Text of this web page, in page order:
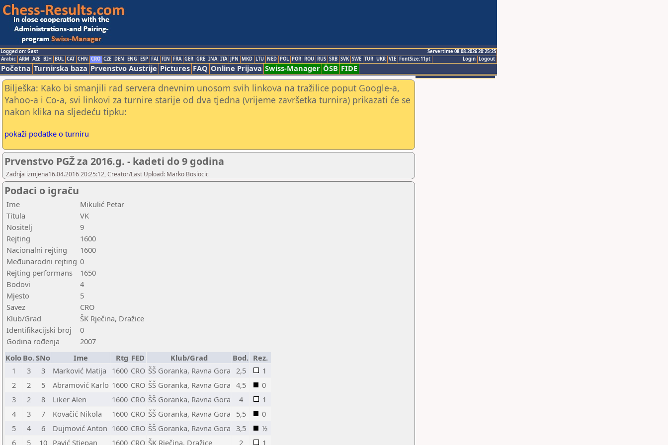
Logged on: Gast
Servertime 08.08.2026 20:25:25
Logout
Login
Arabic ARM AZE BIH BUL CAT CHN CRO CZE DEN ENG ESP FAI FIN FRA GER GRE INA ITA JPN MKD LTU NED POL POR ROU RUS SRB SVK SWE TUR UKR VIE FontSize:11pt
Početna Turnirska baza Prvenstvo Austrije Pictures FAQ Online Prijava Swiss-Manager ÖSB FIDE
Bilješka: Kako bi smanjili rad servera dnevnim unosom svih linkova na tražilice poput Google-a,
Yahoo-a i Co-a, svi linkovi za turnire starije od dva tjedna (vrijeme završetka turnira) prikazati će se
nakon klika na sljedeću tipku:
pokaži podatke o turniru
Prvenstvo PGŽ za 2016.g. - kadeti do 9 godina
Zadnja izmjena16.04.2016 20:25:12, Creator/Last Upload: Marko Bosiocic
Podaci o igraču
Ime
Mikulić Petar
Titula
VK
Nositelj
9
Rejting
1600
Nacionalni rejting
1600
Međunarodni rejting 0
Rejting performans
1650
Bodovi
4
Mjesto
5
Savez
CRO
Klub/Grad
ŠK Rječina, Dražice
Identifikacijski broj
0
Godina rođenja
2007
Kolo Bo.SNo Ime Rtg FED Klub/Grad Bod. Rez.
1
3 3 Marković Matija 1600 CRO ŠŠ Goranka, Ravna Gora 2,5
1
2
2 5 Abramović Karlo 1600 CRO ŠŠ Goranka, Ravna Gora 4,5
0
3
2 8 Liker Alen 1600 CRO ŠŠ Goranka, Ravna Gora 4
1
4
3 7 Kovačić Nikola 1600 CRO ŠŠ Goranka, Ravna Gora 5,5
0
5
4 6 Dujmović Anton 1600 CRO ŠŠ Goranka, Ravna Gora 3,5
½
6
5 10 Pavić Stjepan 1600 CRO ŠK Rječina, Dražice 2 1